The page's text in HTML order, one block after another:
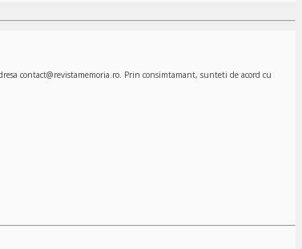
contact@revistamemoria.ro. Prin consimtamant, sunteti de acord cu